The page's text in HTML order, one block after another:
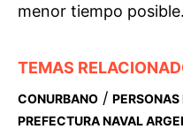
menor tiempo posible.
TEMAS
CONURBANO /
PREFECTURA NAVAL